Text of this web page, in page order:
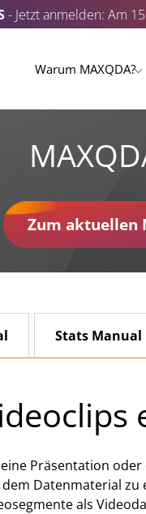
- Jetzt anmelden: Am
Warum MAXQDA?
Zum aktuellen
Stats Manual
Präsentation
Datenmaterial zu
als